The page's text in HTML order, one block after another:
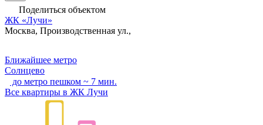
Поделиться объектом
ЖК «Лучи»
Москва, Производственная ул.,
Ближайшее метро
Солнцево
до метро пешком ~ 7 мин.
Все квартиры в ЖК Лучи